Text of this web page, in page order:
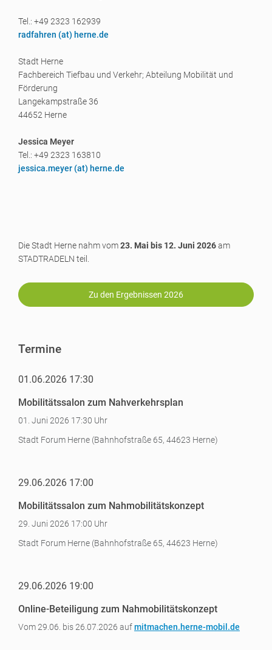
Tel.: +49 2323 162939
radfahren (at) herne.de
Stadt Herne
Fachbereich Tiefbau und Verkehr; Abteilung Mobilität und
Förderung
Langekampstraße 36
44652 Herne
Jessica Meyer
Tel.: +49 2323 163810
jessica.meyer (at) herne.de
Die Stadt Herne nahm vom23. Mai bis 12. Juni 2026am
STADTRADELN teil.
Zu den Ergebnissen 2026
Termine
01.06.2026 17:30
Mobilitätssalon zum Nahverkehrsplan
01. Juni 2026 17:30 Uhr
Stadt Forum Herne (Bahnhofstraße 65, 44623 Herne)
29.06.2026 17:00
Mobilitätssalon zum Nahmobilitätskonzept
29. Juni 2026 17:00 Uhr
Stadt Forum Herne (Bahnhofstraße 65, 44623 Herne)
29.06.2026 19:00
Online-Beteiligung zum Nahmobilitätskonzept
Vom 29.06. bis 26.07.2026 aufmitmachen.herne-mobil.de